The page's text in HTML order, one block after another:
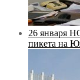
26 января
пикета на